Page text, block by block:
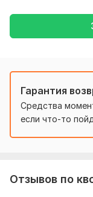
Чтобы выполнить
текст (
Тематика:
здоровье,
Семья,
Язык перевода:
с Русского
Гарантия
Средства
если что-то
Отзывов по